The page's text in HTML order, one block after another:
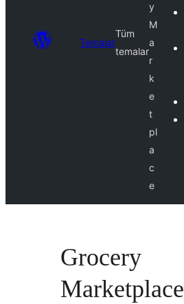
Temalar
Tüm
temalar
y
M
a
r
k
e
t
pl
a
c
e
Grocery
Marketplace